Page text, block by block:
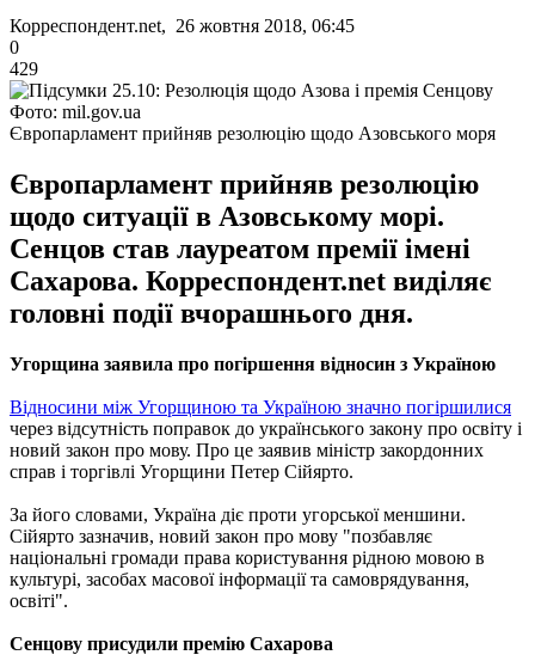
Корреспондент.net, 26 жовтня 2018, 06:45
0
429
Фото: mil.gov.ua
Європарламент прийняв резолюцію щодо Азовського моря
Європарламент прийняв резолюцію
щодо ситуації в Азовському морі.
Сенцов став лауреатом премії імені
Сахарова. Корреспондент.net виділяє
головні події вчорашнього дня.
Угорщина заявила про погіршення відносин з Україною
Відносини між Угорщиною та Україною значно погіршилися
через відсутність поправок до українського закону про освіту і
новий закон про мову. Про це заявив міністр закордонних
справ і торгівлі Угорщини Петер Сійярто.
За його словами, Україна діє проти угорської меншини.
Сійярто зазначив, новий закон про мову "позбавляє
національні громади права користування рідною мовою в
культурі, засобах масової інформації та самоврядування,
освіті".
Сенцову присудили премію Сахарова